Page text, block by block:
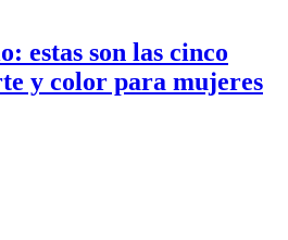
estas son las cinco
y color para mujeres